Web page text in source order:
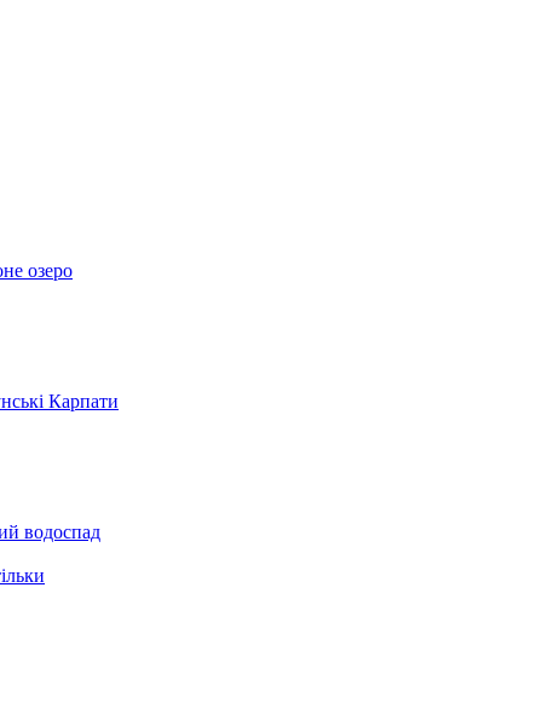
озеро
Карпати
водоспад